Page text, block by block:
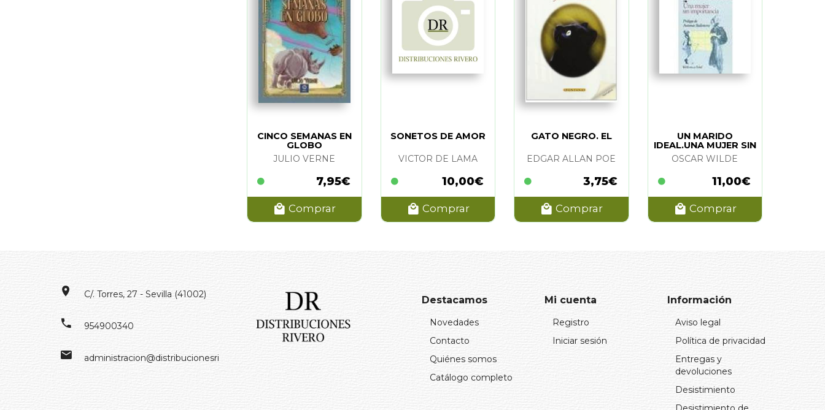
CINCO SEMANAS EN
GLOBO
JULIO VERNE
7,95€
Comprar
SONETOS DE AMOR
VICTOR DE LAMA
10,00€
Comprar
GATO NEGRO. EL
EDGAR ALLAN POE
3,75€
Comprar
UN MARIDO
IDEAL.UNA MUJER SIN
IMPORTANCIA
OSCAR WILDE
11,00€
Comprar
C/. Torres, 27 - Sevilla (41002)
954900340
administracion@distribucionesrivero.es
Destacamos
Novedades
Contacto
Quiénes somos
Catálogo completo
Mi cuenta
Registro
Iniciar sesión
Información
Aviso legal
Política de privacidad
Entregas y
devoluciones
Desistimiento